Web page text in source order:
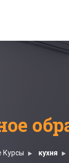
Курсы кухня